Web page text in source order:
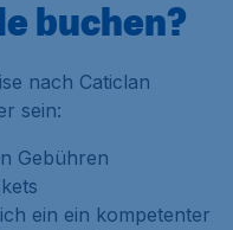
buchen?
nach Caticlan
sein:
Gebühren
ein ein kompetenter